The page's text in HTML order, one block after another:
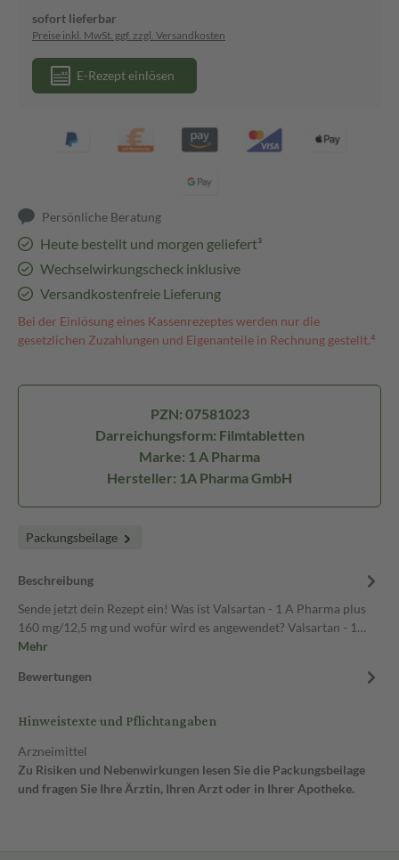
sofort lieferbar
Preise inkl. MwSt. ggf. zzgl. Versandkosten
E-Rezept einlösen
Persönliche Beratung
Heute bestellt und morgen geliefert³
Wechselwirkungscheck inklusive
Versandkostenfreie Lieferung
Bei der Einlösung eines Kassenrezeptes werden nur die
gesetzlichen Zuzahlungen und Eigenanteile in Rechnung gestellt.⁴
PZN: 07581023
Darreichungsform: Filmtabletten
Marke: 1 A Pharma
Hersteller: 1A Pharma GmbH
Packungsbeilage
Beschreibung
Sende jetzt dein Rezept ein! Was ist Valsartan - 1 A Pharma plus
160 mg/12,5 mg und wofür wird es angewendet? Valsartan - 1…
Mehr
Bewertungen
Hinweistexte und Pflichtangaben
Arzneimittel
Zu Risiken und Nebenwirkungen lesen Sie die Packungsbeilage
und fragen Sie Ihre Ärztin, Ihren Arzt oder in Ihrer Apotheke.